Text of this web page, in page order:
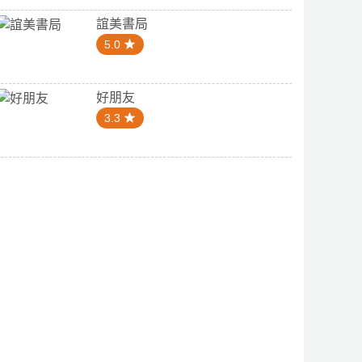
誼美書局
5.0
好朋友
3.3